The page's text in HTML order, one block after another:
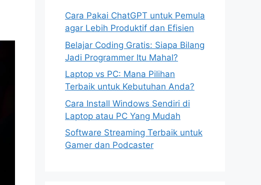
Cara Pakai ChatGPT untuk Pemula
agar Lebih Produktif dan Efisien
Belajar Coding Gratis: Siapa Bilang
Jadi Programmer Itu Mahal?
Laptop vs PC: Mana Pilihan
Terbaik untuk Kebutuhan Anda?
Cara Install Windows Sendiri di
Laptop atau PC Yang Mudah
Software Streaming Terbaik untuk
Gamer dan Podcaster